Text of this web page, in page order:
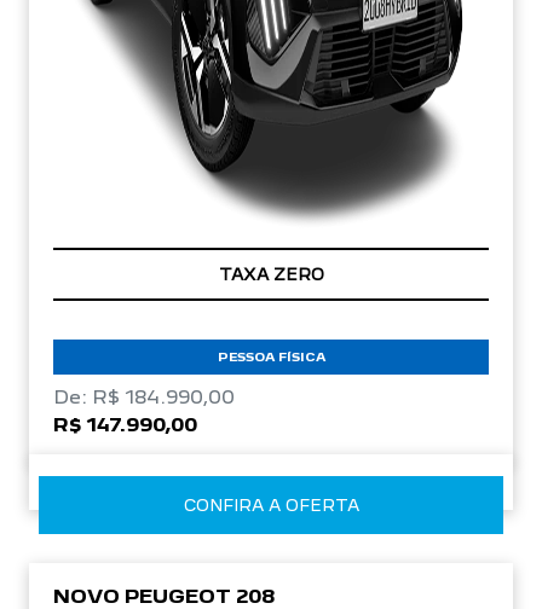
TAXA ZERO
PESSOA FÍSICA
De: R$ 184.990,00
R$ 147.990,00
CONFIRA A OFERTA
NOVO PEUGEOT 208